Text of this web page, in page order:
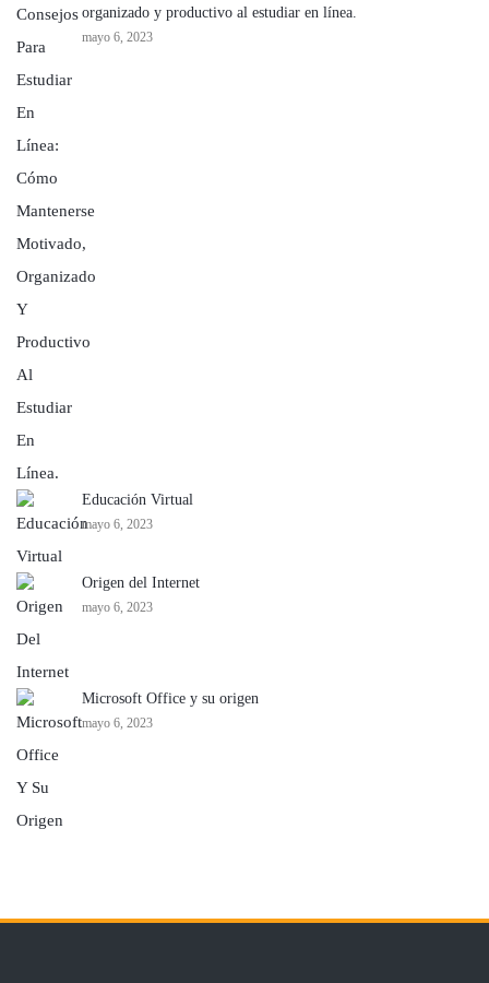
organizado y productivo al estudiar en línea.
mayo 6, 2023
Educación Virtual
mayo 6, 2023
Origen del Internet
mayo 6, 2023
Microsoft Office y su origen
mayo 6, 2023